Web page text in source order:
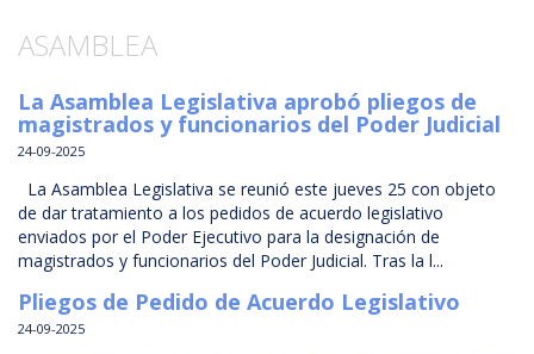
ASAMBLEA
La Asamblea Legislativa aprobó pliegos de
magistrados y funcionarios del Poder Judicial
24-09-2025
La Asamblea Legislativa se reunió este jueves 25 con objeto
de dar tratamiento a los pedidos de acuerdo legislativo
enviados por el Poder Ejecutivo para la designación de
magistrados y funcionarios del Poder Judicial. Tras la l...
Pliegos de Pedido de Acuerdo Legislativo
24-09-2025